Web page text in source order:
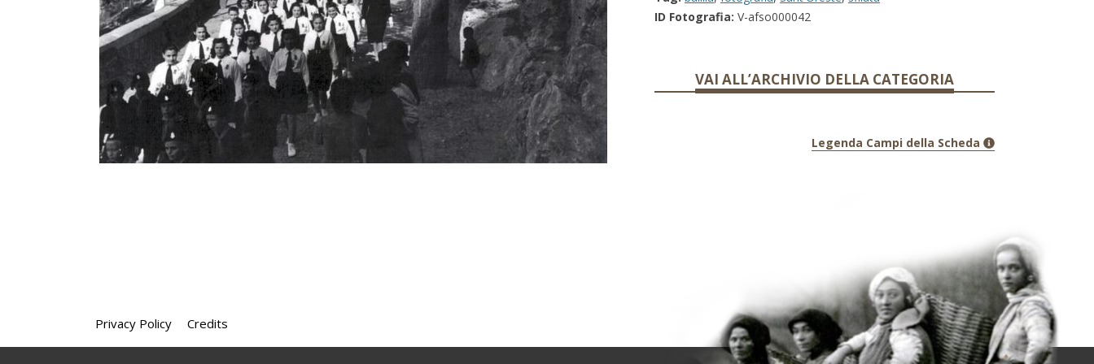
ID Fotografia: V-afso000042
VAI ALL’ARCHIVIO DELLA CATEGORIA
Legenda Campi della Scheda
Privacy Policy Credits